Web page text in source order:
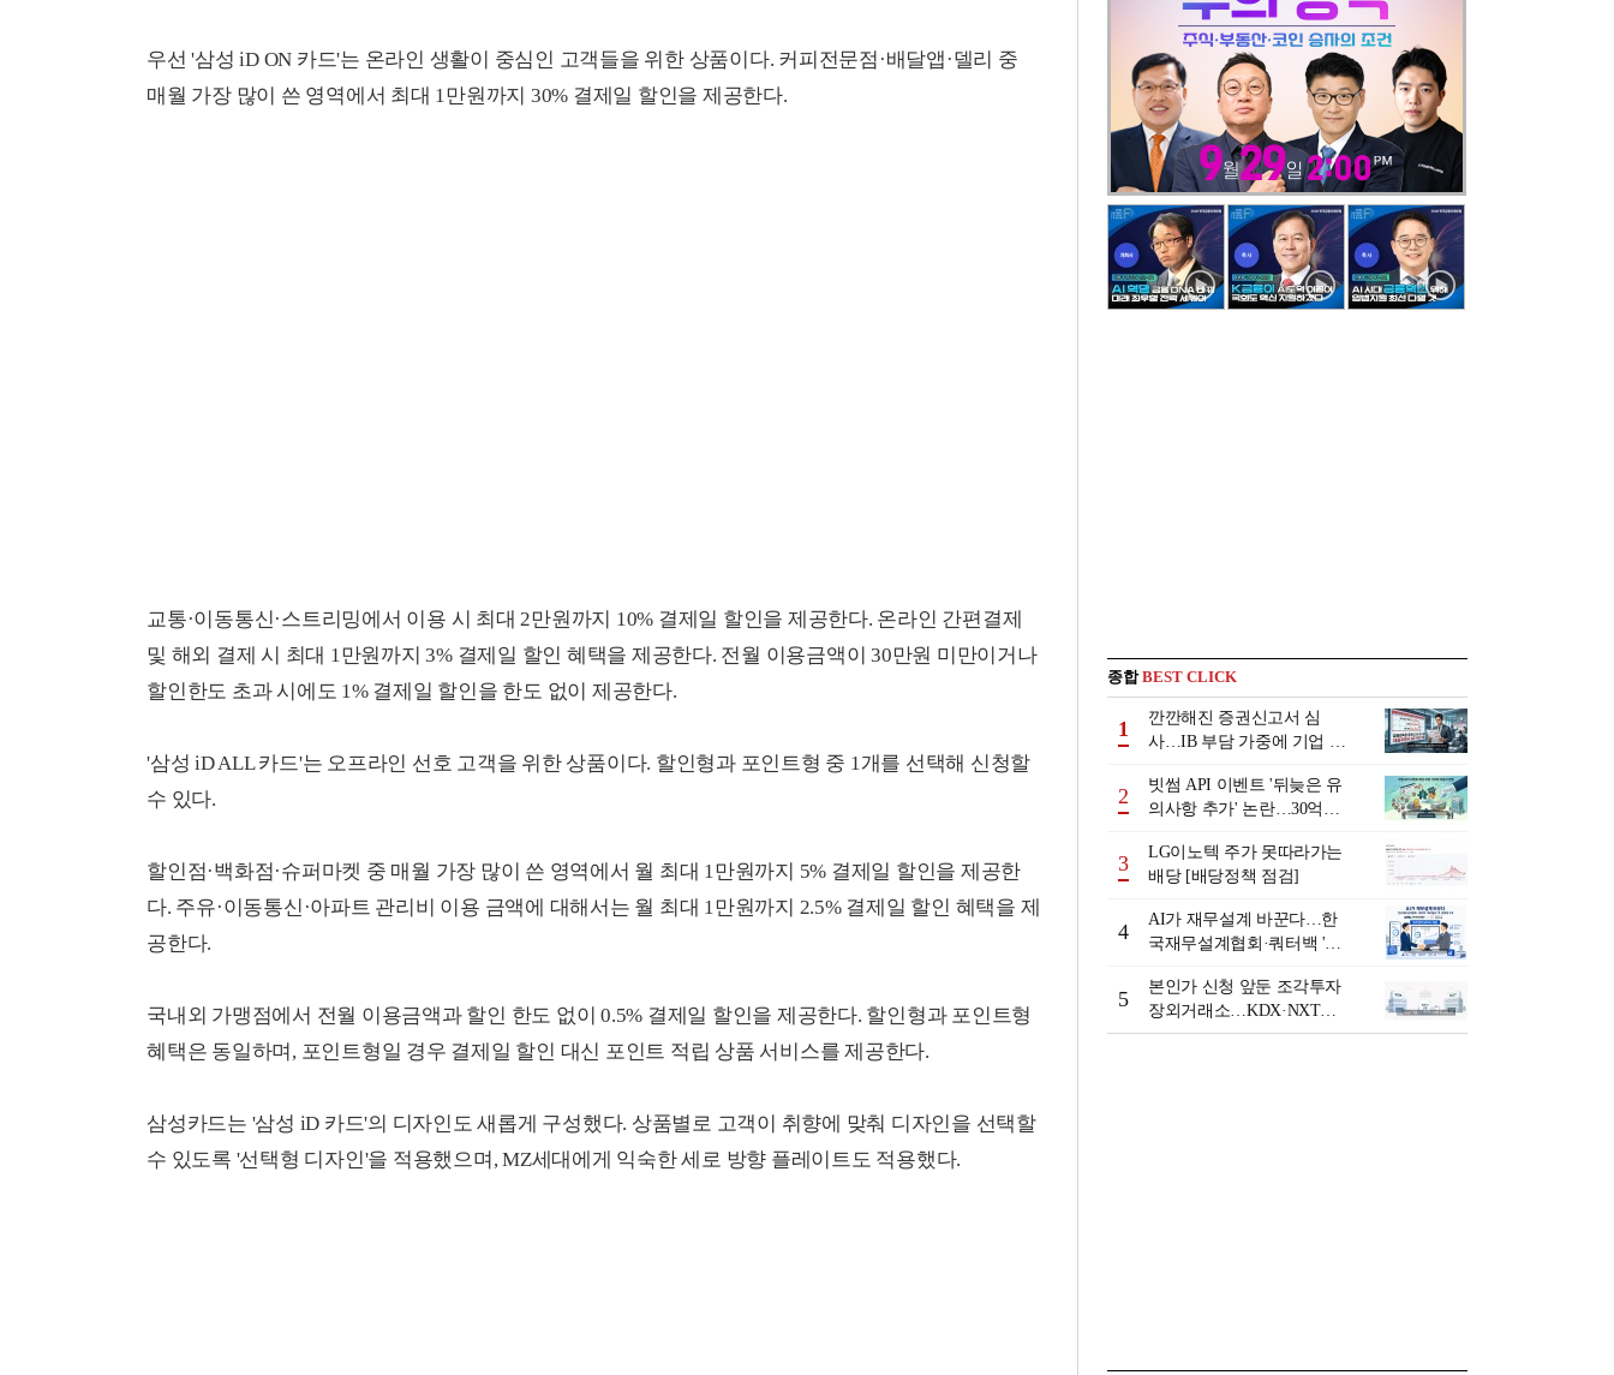
우선 '삼성 iD ON 카드'는 온라인 생활이 중심인 고객들을 위한 상품이다. 커피전문점·배달앱·델리 중
매월 가장 많이 쓴 영역에서 최대 1만원까지 30% 결제일 할인을 제공한다.
교통·이동통신·스트리밍에서 이용 시 최대 2만원까지 10% 결제일 할인을 제공한다. 온라인 간편결제
및 해외 결제 시 최대 1만원까지 3% 결제일 할인 혜택을 제공한다. 전월 이용금액이 30만원 미만이거나
할인한도 초과 시에도 1% 결제일 할인을 한도 없이 제공한다.
'삼성 iD ALL 카드'는 오프라인 선호 고객을 위한 상품이다. 할인형과 포인트형 중 1개를 선택해 신청할
수 있다.
할인점·백화점·슈퍼마켓 중 매월 가장 많이 쓴 영역에서 월 최대 1만원까지 5% 결제일 할인을 제공한
다. 주유·이동통신·아파트 관리비 이용 금액에 대해서는 월 최대 1만원까지 2.5% 결제일 할인 혜택을 제
공한다.
국내외 가맹점에서 전월 이용금액과 할인 한도 없이 0.5% 결제일 할인을 제공한다. 할인형과 포인트형
혜택은 동일하며, 포인트형일 경우 결제일 할인 대신 포인트 적립 상품 서비스를 제공한다.
삼성카드는 '삼성 iD 카드'의 디자인도 새롭게 구성했다. 상품별로 고객이 취향에 맞춰 디자인을 선택할
수 있도록 '선택형 디자인'을 적용했으며, MZ세대에게 익숙한 세로 방향 플레이트도 적용했다.
종합BEST CLICK
1
깐깐해진 증권신고서 심
사…IB 부담 가중에 기업 자
2
빗썸 API 이벤트 '뒤늦은 유
의사항 추가' 논란…30억원
발
3
LG이노텍 주가 못따라가는
배당 [배당정책 점검]
4
AI가 재무설계 바꾼다…한
국재무설계협회·쿼터백 '베
5
본인가 신청 앞둔 조각투자
장외거래소…KDX·NXT컨
소 막판 점검 ‘분주’